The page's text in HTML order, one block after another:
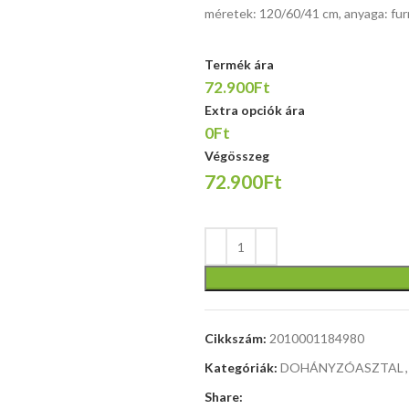
méretek:
120 cm,
magasságú
íróasztal,
forgácslap /
porfestett
- fehér
tölgy /
antracit
méretek: 120/60/41 cm, anyaga:
Termék ára
72.900Ft
Extra opciók ára
0Ft
Végösszeg
72.900Ft
Cikkszám: 2010001184980
Kategóriák: DOHÁNYZÓASZTAL ,
Share: